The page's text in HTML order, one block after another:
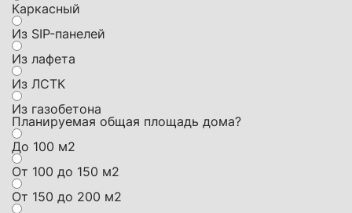
Каркасный
Из SIP-панелей
Из лафета
Из ЛСТК
Из газобетона
Планируемая общая площадь дома?
До 100 м2
От 100 до 150 м2
От 150 до 200 м2